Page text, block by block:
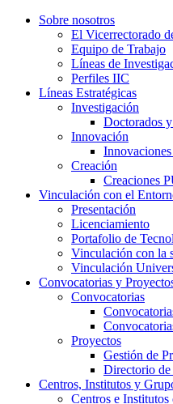
Sobre nosotros
El Vicerrectorado
Equipo de Trabajo
Líneas de
Perfiles IIC
Líneas Estratégicas
Investigación
Doctorados
Innovación
Creación
Creaciones
Vinculación con el
Presentación
Licenciamiento
Portafolio de
Vinculación con la
Vinculación
Convocatorias y
Convocatorias
Proyectos
Gestión de
Directorio de
Centros, Institutos y
Centros e